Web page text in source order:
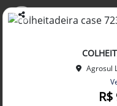
Co
Agrosul